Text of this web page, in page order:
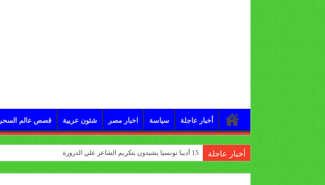
أخبار عاجلة سياسة اخبار مصر شئون عربية قصص عالم السحر
أخبار عاجلة 15 أديبا تونسيا يشيدون بتكريم الشاعر علي الدرورة